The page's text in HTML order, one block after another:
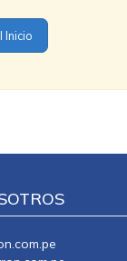
Inicio